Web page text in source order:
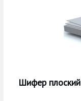
Шифер